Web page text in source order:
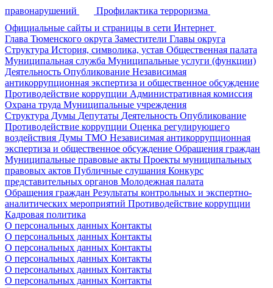
правонарушений
Профилактика терроризма
Официальные сайты и страницы в сети Интернет
Глава Тюменского округа Заместители Главы округа
Структура История, символика, устав Общественная палата
Муниципальная служба Муниципальные услуги (функции)
Деятельность Опубликование Независимая
антикоррупционная экспертиза и общественное обсуждение
Противодействие коррупции Административная комиссия
Охрана труда Муниципальные учреждения
Структура Думы Депутаты Деятельность Опубликование
Противодействие коррупции Оценка регулирующего
воздействия Думы ТМО Независимая антикоррупционная
экспертиза и общественное обсуждение Обращения граждан
Муниципальные правовые акты Проекты муниципальных
правовых актов Публичные слушания Конкурс
представительных органов Молодежная палата
Обращения граждан Результаты контрольных и экспертно-
аналитических мероприятий Противодействие коррупции
Кадровая политика
О персональных данных Контакты
О персональных данных Контакты
О персональных данных Контакты
О персональных данных Контакты
О персональных данных Контакты
О персональных данных Контакты